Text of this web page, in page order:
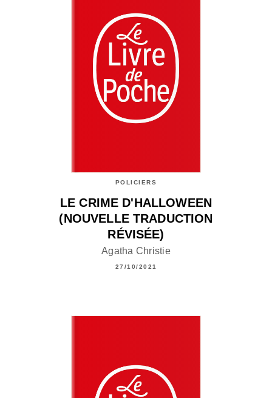
POLICIERS
LE CRIME D'HALLOWEEN
(NOUVELLE TRADUCTION
RÉVISÉE)
Agatha Christie
27/10/2021